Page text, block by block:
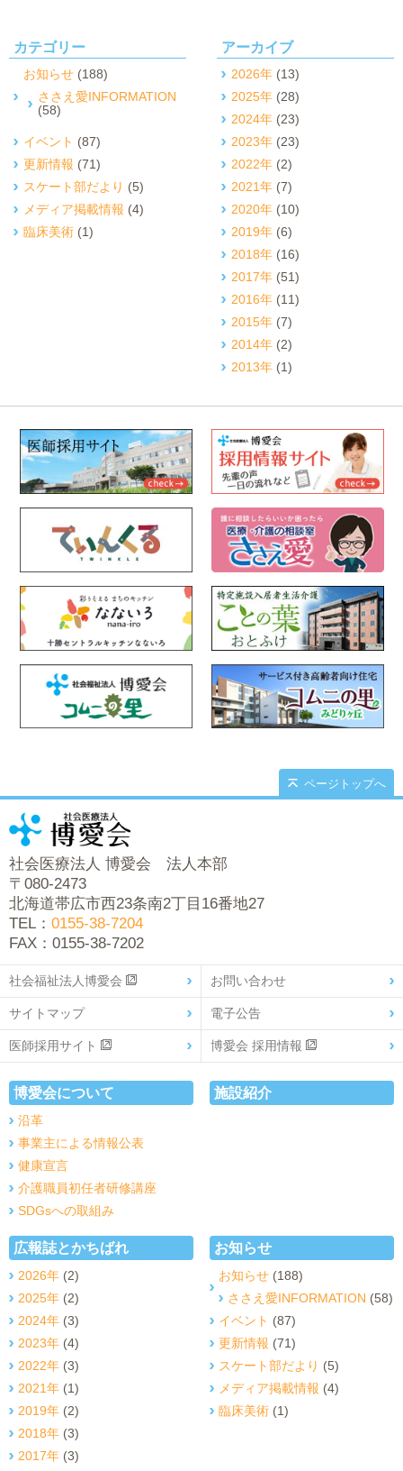
カテゴリー
お知らせ (188)
ささえ愛INFORMATION
(58)
イベント (87)
更新情報 (71)
スケート部だより (5)
メディア掲載情報 (4)
臨床美術 (1)
アーカイブ
2026年 (13)
2025年 (28)
2024年 (23)
2023年 (23)
2022年 (2)
2021年 (7)
2020年 (10)
2019年 (6)
2018年 (16)
2017年 (51)
2016年 (11)
2015年 (7)
2014年 (2)
2013年 (1)
ページトップへ
社会医療法人 博愛会 法人本部
〒080-2473
北海道帯広市西23条南2丁目16番地27
TEL： 0155-38-7204
FAX：0155-38-7202
社会福祉法人博愛会 お問い合わせ
サイトマップ 電子公告
医師採用サイト 博愛会 採用情報
博愛会について
沿革
事業主による情報公表
健康宣言
介護職員初任者研修講座
SDGsへの取組み
施設紹介
広報誌とかちばれ
2026年 (2)
2025年 (2)
2024年 (3)
2023年 (4)
2022年 (3)
2021年 (1)
2019年 (2)
2018年 (3)
2017年 (3)
お知らせ
お知らせ(188)
ささえ愛INFORMATION (58)
イベント (87)
更新情報 (71)
スケート部だより (5)
メディア掲載情報 (4)
臨床美術(1)